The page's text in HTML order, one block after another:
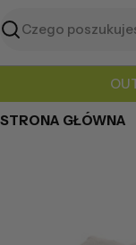
Szukaj
STRONA GŁÓWNA